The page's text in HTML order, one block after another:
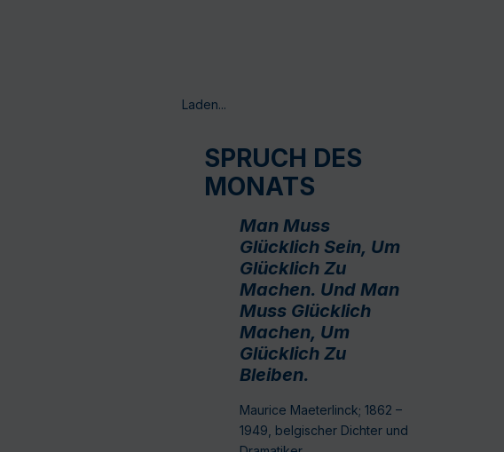
Laden...
SPRUCH DES
MONATS
Man Muss
Glücklich Sein, Um
Glücklich Zu
Machen. Und Man
Muss Glücklich
Machen, Um
Glücklich Zu
Bleiben.
Maurice Maeterlinck; 1862 –
1949, belgischer Dichter und